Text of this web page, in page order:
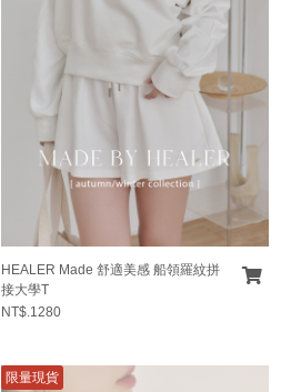
HEALER Made 舒適美感 船領羅紋拼
接大學T
NT$.1280
限量現貨